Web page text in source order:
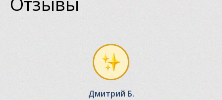
Дмитрий Б.